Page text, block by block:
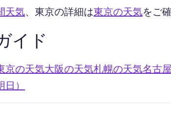
天気、東京の詳細は東京の天気をご
イド
京の天気大阪の天気札幌の天気名古
）